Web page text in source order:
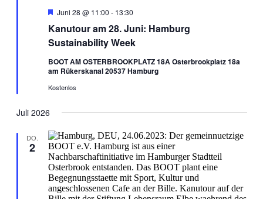
Kanutour am 28. Juni: Hamburg
Sustainability Week
Hervorgehoben
Juni 28 @ 11:00 - 13:30
BOOT AM OSTERBROOKPLATZ 18A Osterbrookplatz 18a
am Rükerskanal 20537 Hamburg
Kostenlos
Juli 2026
DO.
2